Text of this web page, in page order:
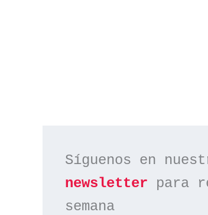
Síguenos en
newsletter para
semana